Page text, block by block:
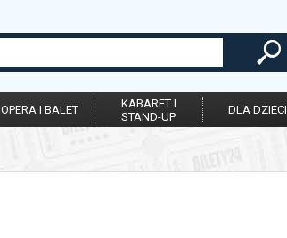
OPERA I BALET
KABARET I
STAND-UP
DLA DZIECI